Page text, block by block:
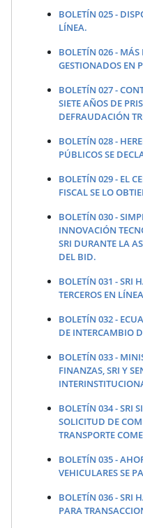
BOLETÍN 025 -
LÍNEA.
BOLETÍN 026 -
GESTIONADOS EN
BOLETÍN 027 -
SIETE AÑOS DE
DEFRAUDACIÓN
BOLETÍN 028 -
PÚBLICOS SE
BOLETÍN 029 - EL
FISCAL SE LO
BOLETÍN 030 -
INNOVACIÓN
SRI DURANTE LA
DEL BID.
BOLETÍN 031 - SRI
TERCEROS EN
BOLETÍN 032 -
DE INTERCAMBIO
BOLETÍN 033 -
FINANZAS, SRI Y
BOLETÍN 034 - SRI
SOLICITUD DE
TRANSPORTE
BOLETÍN 035 -
VEHICULARES SE
BOLETÍN 036 - SRI
PARA